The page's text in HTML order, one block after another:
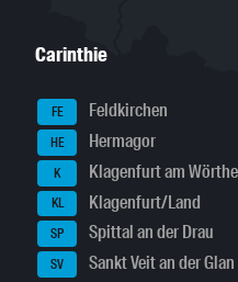
Carinthie
FE Feldkirchen
HE Hermagor
K Klagenfurt am
KL Klagenfurt/Land
SP Spittal an der Drau
SV Sankt Veit an der Glan